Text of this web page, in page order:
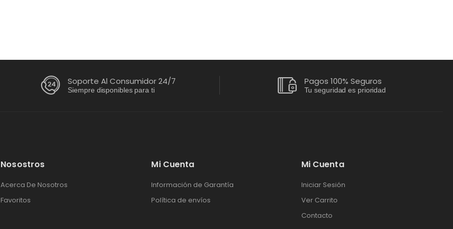
Soporte Al Consumidor 24/7
Siempre disponibles para ti
Pagos 100% Seguros
Tu seguridad es prioridad
Nosostros
Acerca De Nosotros
Favoritos
Mi Cuenta
Información de Garantía
Política de envíos
Mi Cuenta
Iniciar Sesión
Ver Carrito
Contacto